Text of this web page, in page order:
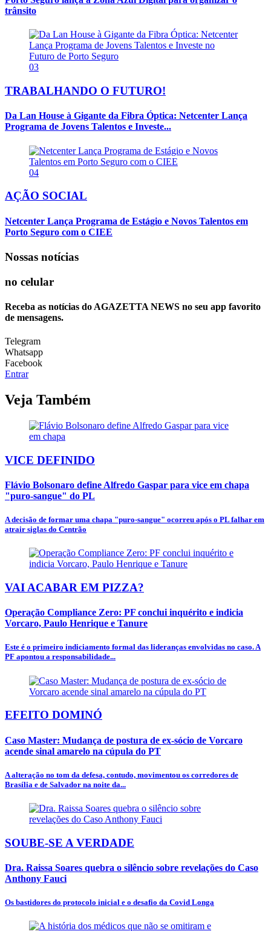
trânsito
03
TRABALHANDO O FUTURO!
Da Lan House à Gigante da Fibra Óptica: Netcenter Lança
Programa de Jovens Talentos e Investe...
04
AÇÃO SOCIAL
Netcenter Lança Programa de Estágio e Novos Talentos em
Porto Seguro com o CIEE
Nossas notícias
no celular
Receba as notícias do AGAZETTA NEWS no seu app favorito
de mensagens.
Telegram
Whatsapp
Facebook
Entrar
Veja Também
VICE DEFINIDO
Flávio Bolsonaro define Alfredo Gaspar para vice em chapa
"puro-sangue" do PL
A decisão de formar uma chapa "puro-sangue" ocorreu após o PL falhar em
atrair siglas do Centrão
VAI ACABAR EM PIZZA?
Operação Compliance Zero: PF conclui inquérito e indicia
Vorcaro, Paulo Henrique e Tanure
Este é o primeiro indiciamento formal das lideranças envolvidas no caso. A
PF apontou a responsabilidade...
EFEITO DOMINÓ
Caso Master: Mudança de postura de ex-sócio de Vorcaro
acende sinal amarelo na cúpula do PT
A alteração no tom da defesa, contudo, movimentou os corredores de
Brasília e de Salvador na noite da...
SOUBE-SE A VERDADE
Dra. Raissa Soares quebra o silêncio sobre revelações do Caso
Anthony Fauci
Os bastidores do protocolo inicial e o desafio da Covid Longa